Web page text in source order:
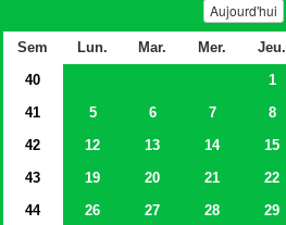
Aujourd'hui
Sem Lun. Mar. Mer. Jeu.
40
1
41
5 6 7 8
42
12 13 14 15
43
19 20 21 22
44
26 27 28 29